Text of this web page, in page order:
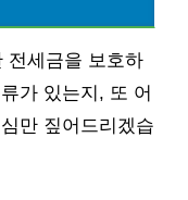
전세금을 보호하
가 있는지, 또 어
만 짚어드리겠습